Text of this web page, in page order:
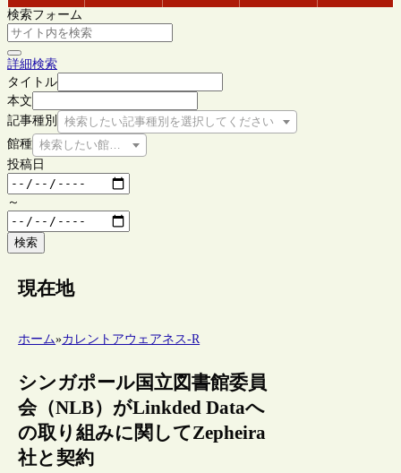
検索フォーム
詳細検索
タイトル
本文
記事種別
検索したい記事種別を選択してください
館種 検索したい館種を選択してください
投稿日
～
検索
現在地
ホーム»カレントアウェアネス-R
シンガポール国立図書館委員
会（NLB）がLinkded Dataへ
の取り組みに関してZepheira
社と契約